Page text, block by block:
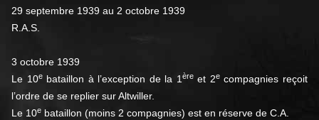
29 septembre 1939 au 2 octobre 1939
R.A.S.
3 octobre 1939
Le 10ebataillon à l’exception de la 1 èreet 2ecompagnies reçoit
l’ordre de se replier sur Altwiller.
Le 10e bataillon (moins 2 compagnies) est en réserve de C.A.